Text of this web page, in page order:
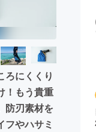
起業
・地域活性化
Social Good
るさと納税machi-ya
ろにくくり
！もう貴重
防刃素材を
フやハサミ